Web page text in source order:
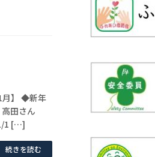
】 ◆新年
高田さん
1 […]
続きを読む